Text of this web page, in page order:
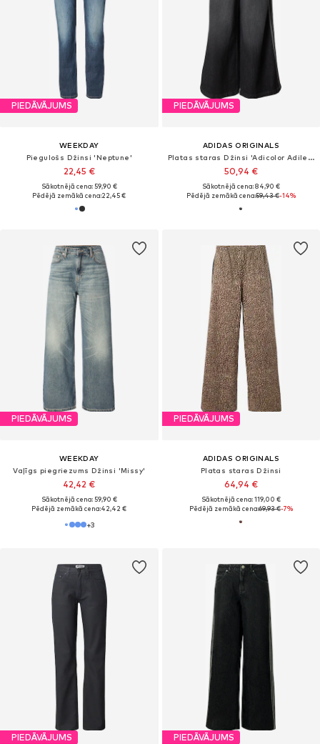
PIEDĀVĀJUMS
WEEKDAY
Piegulošs Džinsi 'Neptune'
22,45 €
Sākotnējā cena: 59,90 €
Pēdējā zemākā cena:22,45 €
PIEDĀVĀJUMS
ADIDAS ORIGINALS
Platas staras Džinsi 'Adicolor Adilenium'
50,94 €
Sākotnējā cena: 84,90 €
Pēdējā zemākā cena:59,43 €-14%
PIEDĀVĀJUMS
WEEKDAY
Vaļīgs piegriezums Džinsi 'Missy'
42,42 €
Sākotnējā cena: 59,90 €
Pēdējā zemākā cena:42,42 €
+3
PIEDĀVĀJUMS
ADIDAS ORIGINALS
Platas staras Džinsi
64,94 €
Sākotnējā cena: 119,00 €
Pēdējā zemākā cena:69,93 €-7%
PIEDĀVĀJUMS PIEDĀVĀJUMS